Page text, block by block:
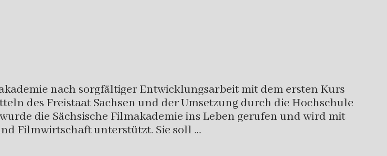
nach sorgfältiger Entwicklungsarbeit mit dem ersten Kurs
des Freistaat Sachsen und der Umsetzung durch die Hochschule
die Sächsische Filmakademie ins Leben gerufen und wird mit
Filmwirtschaft unterstützt. Sie soll …